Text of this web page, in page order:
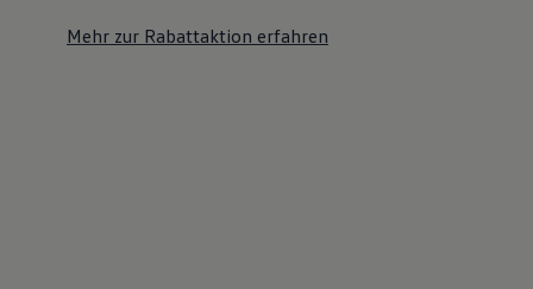
Mehr zur Rabattaktion erfahren